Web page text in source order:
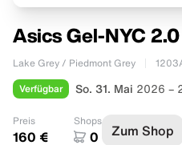
Asics Gel-NYC
Lake Grey / Piedmont Grey
Verfügbar So. 31. Mai 2026 –
Preis
160 €
Shops
0 Zum Shop